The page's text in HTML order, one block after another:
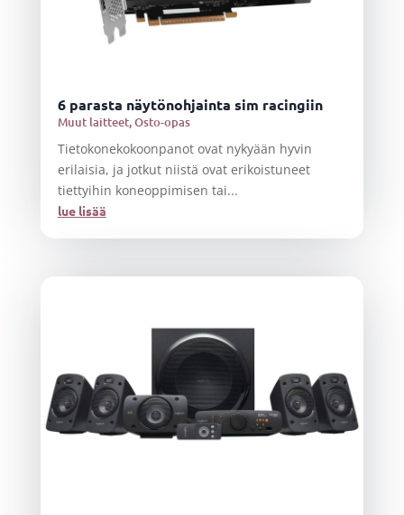
6 parasta näytönohjainta sim racingiin
Muut laitteet,Osto-opas
Tietokonekokoonpanot ovat nykyään hyvin
erilaisia, ja jotkut niistä ovat erikoistuneet
tiettyihin koneoppimisen tai...
lue lisää